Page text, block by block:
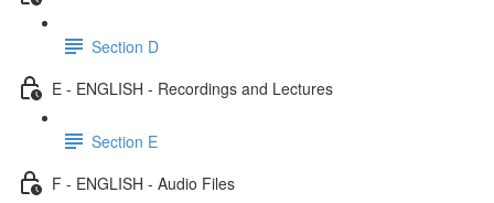
Section D
E - ENGLISH - Recordings and Lectures
Section E
F - ENGLISH - Audio Files